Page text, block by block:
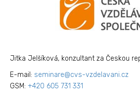
Jitka Jelšíková, konzultant za Českou
E-mail: seminare@cvs-vzdelavani.cz
GSM: +420 605 731 331